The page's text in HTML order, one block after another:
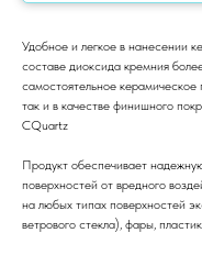
Удобное и легкое в нанесении
составе диоксида кремния
самостоятельное
так и в качестве финишного
CQuartz
Продукт обеспечивает
поверхностей от вредного
на любых типах поверхностей
ветрового стекла), фары,